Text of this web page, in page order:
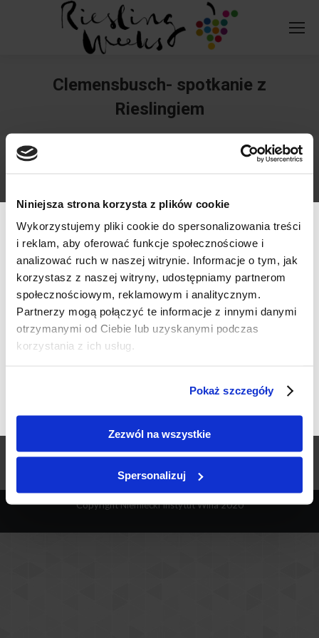
Niniejsza strona korzysta z plików cookie
Wykorzystujemy pliki cookie do spersonalizowania treści
i reklam, aby oferować funkcje społecznościowe i
analizować ruch w naszej witrynie. Informacje o tym, jak
korzystasz z naszej witryny, udostępniamy partnerom
społecznościowym, reklamowym i analitycznym.
Partnerzy mogą połączyć te informacje z innymi danymi
otrzymanymi od Ciebie lub uzyskanymi podczas
korzystania z ich usług.
Pokaż szczegóły
Zezwól na wszystkie
Spersonalizuj
Werfikacja wieku
Czy masz ukończone 18 lat?
Clemensbusch- spotkanie z
Rieslingiem
You are here:
757445577 willaodkrywcow.pl
W każdą sobotę odkryj z nami kolejną odsłonę Rieslinga-
Clemensbusch w roli głównej
Copyright Niemiecki Instytut Wina 2020